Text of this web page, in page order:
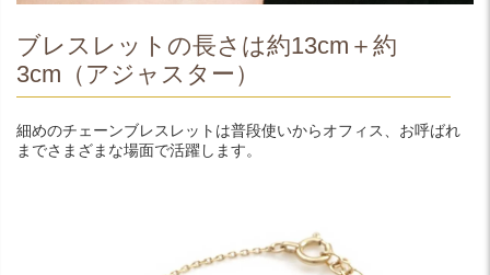
ブレスレットの長さは約13cm＋約
3cm（アジャスター）
細めのチェーンブレスレットは普段使いからオフィス、お呼ばれ
までさまざまな場面で活躍します。